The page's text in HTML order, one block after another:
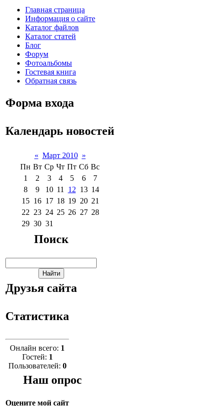
Главная страница
Информация о сайте
Каталог файлов
Каталог статей
Блог
Форум
Фотоальбомы
Гостевая книга
Обратная связь
Форма входа
Календарь новостей
« Март 2010 »
Пн Вт Ср Чт Пт Сб Вс
1
2 3 4 5 6
7
8
9 10 11 12 13 14
15 16 17 18 19 20 21
22 23 24 25 26 27 28
29 30 31
Поиск
Друзья сайта
Статистика
Онлайн всего: 1
Гостей: 1
Пользователей: 0
Наш опрос
Оцените мой сайт